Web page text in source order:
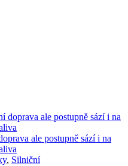
ale postupně sází i na
, Silniční